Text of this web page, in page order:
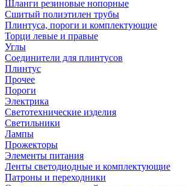
Шланги резиновые нопорные
Сшитый полиэтилен трубы
Плинтуса, пороги и комплектующие
Торци левые и правые
Углы
Соединители для плинтусов
Плинтус
Прочее
Пороги
Электрика
Светотехнические изделия
Светильники
Лампы
Прожекторы
Элементы питания
Ленты светодиодные и комплектующие
Патроны и переходники